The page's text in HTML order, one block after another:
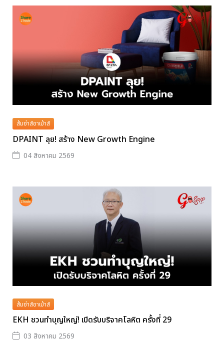
ส้มซ่าส์ขาเม้าส์
DPAINT ลุย! สร้าง New Growth Engine
04 สิงหาคม 2569
ส้มซ่าส์ขาเม้าส์
EKH ชวนทำบุญใหญ่! เปิดรับบริจาคโลหิต ครั้งที่ 29
03 สิงหาคม 2569